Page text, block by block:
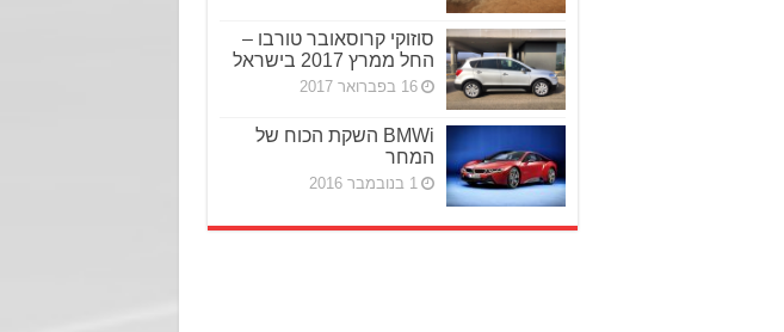
סוזוקי קרוסאובר טורבו –
החל ממרץ 2017 בישראל
16 בפברואר 2017
BMWi השקת הכוח של
המחר
1 בנובמבר 2016